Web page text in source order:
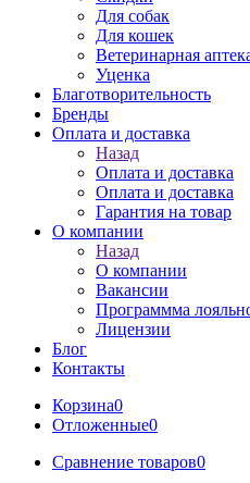
Для собак
Для кошек
Ветеринарная
Уценка
Благотворительность
Бренды
Оплата и доставка
Назад
Оплата и доставка
Оплата и доставка
Гарантия на товар
О компании
Назад
О компании
Вакансии
Программма
Лицензии
Блог
Контакты
Корзина0
Отложенные0
Сравнение товаров0